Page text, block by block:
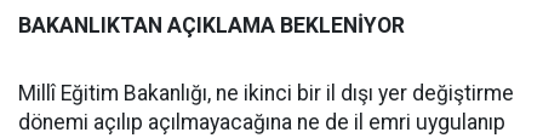
BAKANLIKTAN AÇIKLAMA BEKLENİYOR
Millî Eğitim Bakanlığı, ne ikinci bir il dışı yer değiştirme
dönemi açılıp açılmayacağına ne de il emri uygulanıp